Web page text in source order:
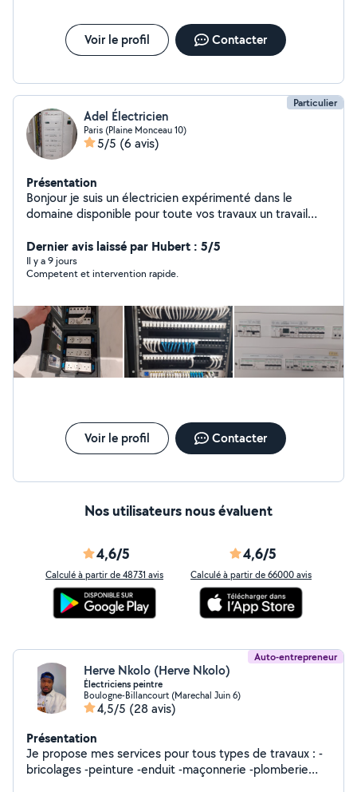
Missions de conseil, d'assistance technique et de suivi
de projet Zone d'intervention Paris, Île-de-France et
régions voisines (sur demande). Engagements et
expérimentés Qualification QUALIFELEC Assurance
Voir le profil Contacter
Particulier
Adel Électricien
Paris (Plaine Monceau 10)
5/5 (6 avis)
Présentation
Bonjour je suis un électricien expérimenté dans le
domaine disponible pour toute vos travaux un travail
Dernier avis laissé par Hubert : 5/5
Il y a 9 jours
Competent et intervention rapide.
Voir le profil Contacter
Nos utilisateurs nous évaluent
4,6/5
Calculé à partir de 48731 avis
4,6/5
Calculé à partir de 66000 avis
Auto-entrepreneur
Herve Nkolo (Herve Nkolo)
Électriciens peintre
Boulogne-Billancourt (Marechal Juin 6)
4,5/5 (28 avis)
Présentation
Je propose mes services pour tous types de travaux : -
bricolages -peinture -enduit -maçonnerie -plomberie